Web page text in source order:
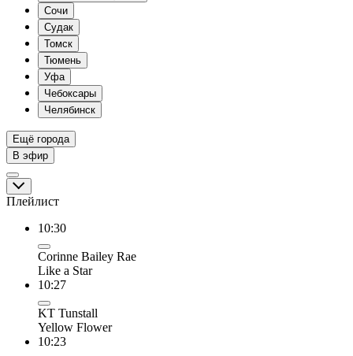
Сочи
Судак
Томск
Тюмень
Уфа
Чебоксары
Челябинск
Ещё города
В эфир
Плейлист
10:30
Corinne Bailey Rae
Like a Star
10:27
KT Tunstall
Yellow Flower
10:23